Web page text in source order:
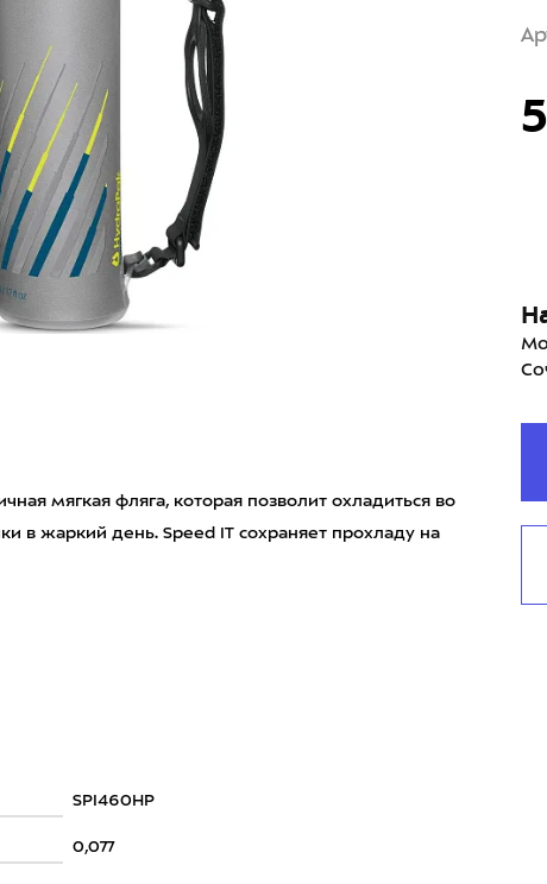
мягкая фляга, которая позволит охладиться во
в жаркий день. Speed IT сохраняет прохладу на
SPI460HP
0,077